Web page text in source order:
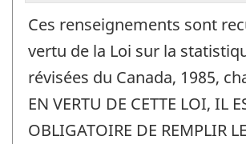
Ces renseignements sont
vertu de la Loi sur la
révisées du Canada, 1985,
EN VERTU DE CETTE LOI, IL
OBLIGATOIRE DE REMPLIR